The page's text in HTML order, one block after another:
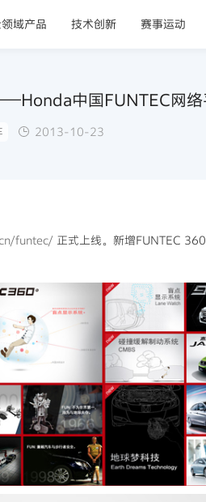
域产品 技术创新 赛事运动
中国FUNTEC网络
2013-10-23
funtec/正式上线。新增FUNTEC